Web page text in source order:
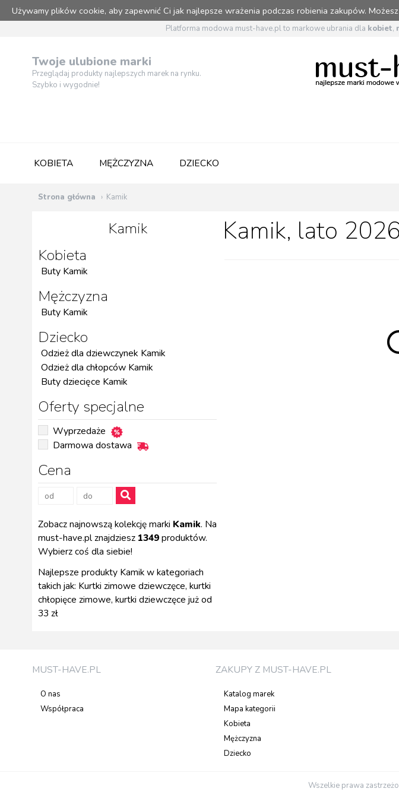
Używamy plików cookie, aby zapewnić Ci jak najlepsze wrażenia podczas robienia zakupów.
Platforma modowa must-have.pl to markowe ubrania dla kobiet,
Twoje ulubione marki
Przeglądaj produkty najlepszych marek na rynku.
Szybko i wygodnie!
KOBIETA MĘŻCZYZNA DZIECKO
Strona główna Kamik
Kamik
Kobieta
Buty Kamik
Mężczyzna
Buty Kamik
Dziecko
Odzież dla dziewczynek Kamik
Odzież dla chłopców Kamik
Buty dziecięce Kamik
Oferty specjalne
Wyprzedaże
Darmowa dostawa
Cena
Zobacz najnowszą kolekcję marki Kamik. Na
must-have.pl znajdziesz 1349produktów.
Wybierz coś dla siebie!
Najlepsze produkty Kamik w kategoriach
takich jak: Kurtki zimowe dziewczęce, kurtki
chłopięce zimowe, kurtki dziewczęce już od
33 zł
Kamik, lato 2026
MUST-HAVE.PL
O nas
Współpraca
ZAKUPY Z MUST-HAVE.PL
Katalog marek
Mapa kategorii
Kobieta
Mężczyzna
Dziecko
Wszelkie prawa